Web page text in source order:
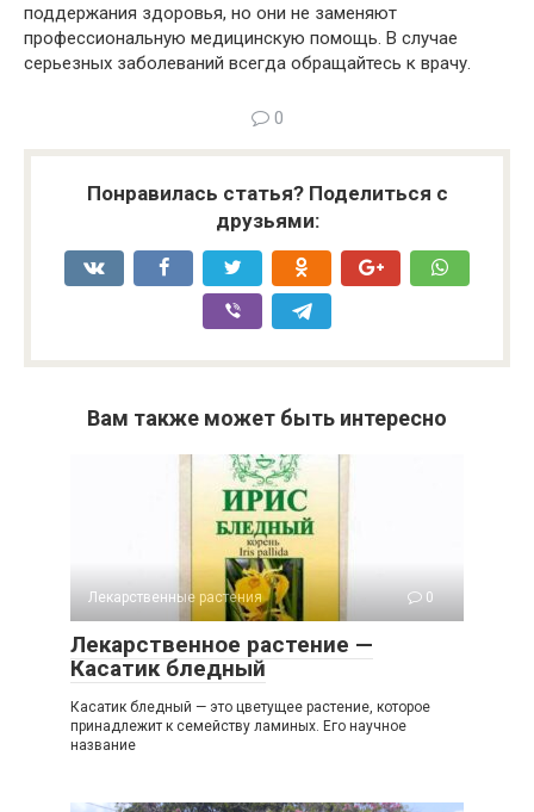
поддержания здоровья, но они не заменяют
профессиональную медицинскую помощь. В случае
серьезных заболеваний всегда обращайтесь к врачу.
0
Понравилась статья? Поделиться с
друзьями:
Вам также может быть интересно
Лекарственные растения 0
Лекарственное растение —
Касатик бледный
Касатик бледный — это цветущее растение, которое
принадлежит к семейству ламиных. Его научное
название